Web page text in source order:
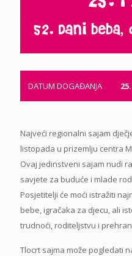
DATUM DOGAĐANJA
Najveći regionalni sajam
listopada u prizemlju centra
Ovaj jedinstveni sajam nudi
savjete za buduće i mlade
Posjetitelji će moći istražiti
bebe, igračaka za djecu, ali
trudnoći, roditeljstvu i
Tlocrt sajma može pogledati